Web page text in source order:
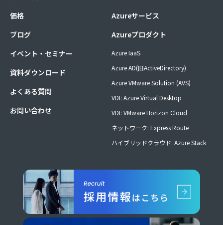
価格
ブログ
イベント・セミナー
資料ダウンロード
よくある質問
お問い合わせ
Azureサービス
Azureプロダクト
Azure IaaS
Azure AD(旧ActiveDirectory)
Azure VMware Solution (AVS)
VDI: Azure Virtual Desktop
VDI: VMware Horizon Cloud
ネットワーク: Express Route
ハイブリッドクラウド: Azure Stack